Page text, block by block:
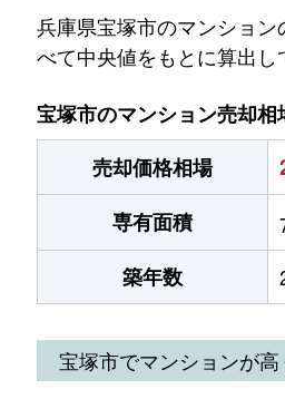
兵庫県宝塚市のマンショ
べて中央値をもとに算出し
宝塚市のマンション売却相
売却価格相場
専有面積
築年数
宝塚市でマンションが